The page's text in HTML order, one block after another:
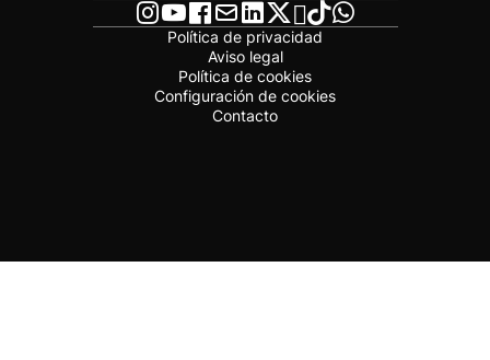
Política de privacidad
Aviso legal
Política de cookies
Configuración de cookies
Contacto